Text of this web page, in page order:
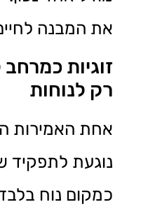
את המבנה
זוגיות
רק לנוחות
אחת האמירות
נוגעת לתפקיד
כמקום נוח